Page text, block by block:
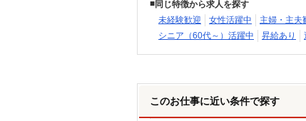
同じ特徴から求人を探す
未経験歓迎
女性活躍中 主婦・主夫
シニア（60代～）活躍中
昇給あり
このお仕事に近い条件で探す